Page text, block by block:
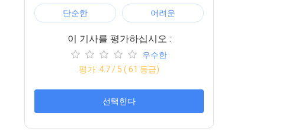
단순한 어려운
이 기사를 평가하십시오 :
우수한
평가: 4.7/ 5 (61 등급)
선택한다